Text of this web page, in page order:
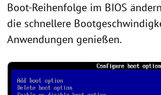
Boot-Reihenfolge im BIOS
die schnellere
Anwendungen genießen.